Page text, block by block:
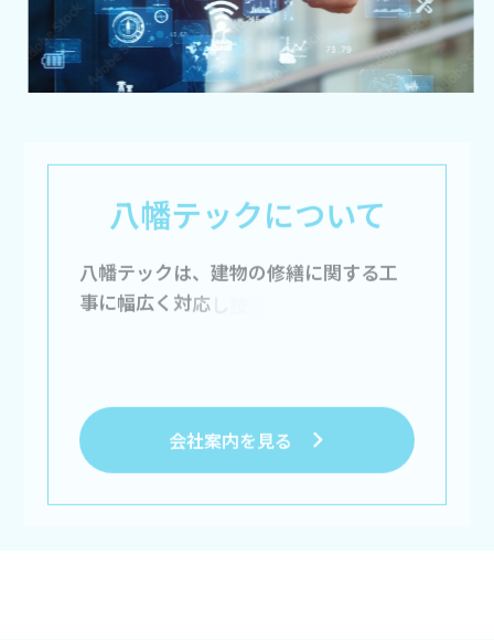
事に幅広く対応 し技術力と真心を第一
に安全かつ スムー
会社案内を見る